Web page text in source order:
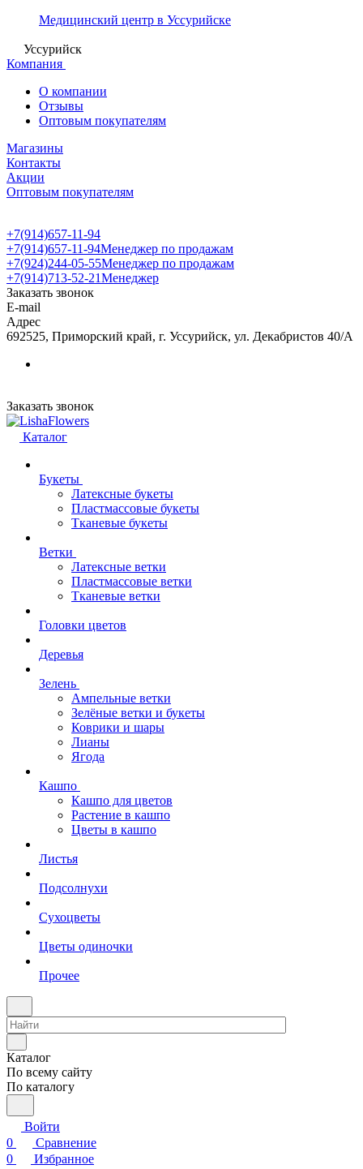
Медицинский центр в Уссурийске
Уссурийск
Компания
О компании
Отзывы
Оптовым покупателям
Магазины
Контакты
Акции
Оптовым покупателям
+7(914)657-11-94
+7(914)657-11-94Менеджер по продажам
+7(924)244-05-55Менеджер по продажам
+7(914)713-52-21Менеджер
Заказать звонок
E-mail
Адрес
692525, Приморский край, г. Уссурийск, ул. Декабристов 40/А
Заказать звонок
Каталог
Букеты
Латексные букеты
Пластмассовые букеты
Тканевые букеты
Ветки
Латексные ветки
Пластмассовые ветки
Тканевые ветки
Головки цветов
Деревья
Зелень
Ампельные ветки
Зелёные ветки и букеты
Коврики и шары
Лианы
Ягода
Кашпо
Кашпо для цветов
Растение в кашпо
Цветы в кашпо
Листья
Подсолнухи
Сухоцветы
Цветы одиночки
Прочее
Каталог
По всему сайту
По каталогу
Войти
0
Сравнение
0
Избранное